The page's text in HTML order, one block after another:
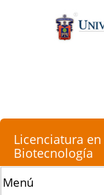
Licenciatura
Biotecnología